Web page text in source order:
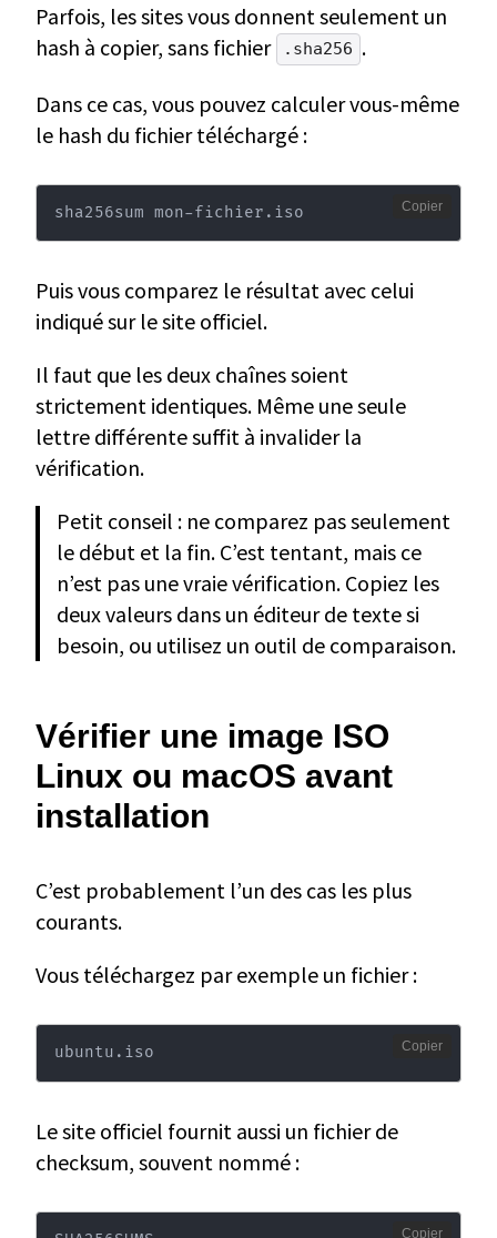
Parfois, les sites vous donnent seulement un
hash à copier, sans fichier
.sha256 .
Dans ce cas, vous pouvez calculer vous-même
le hash du fichier téléchargé :
sha256sum mon-fichier.iso Copier
Puis vous comparez le résultat avec celui
indiqué sur le site officiel.
Il faut que les deux chaînes soient
strictement identiques. Même une seule
lettre différente suffit à invalider la
vérification.
Petit conseil : ne comparez pas seulement
le début et la fin. C’est tentant, mais ce
n’est pas une vraie vérification. Copiez les
deux valeurs dans un éditeur de texte si
besoin, ou utilisez un outil de comparaison.
Vérifier une image ISO
Linux ou macOS avant
installation
C’est probablement l’un des cas les plus
courants.
Vous téléchargez par exemple un fichier :
ubuntu.iso Copier
Le site officiel fournit aussi un fichier de
checksum, souvent nommé :
Copier